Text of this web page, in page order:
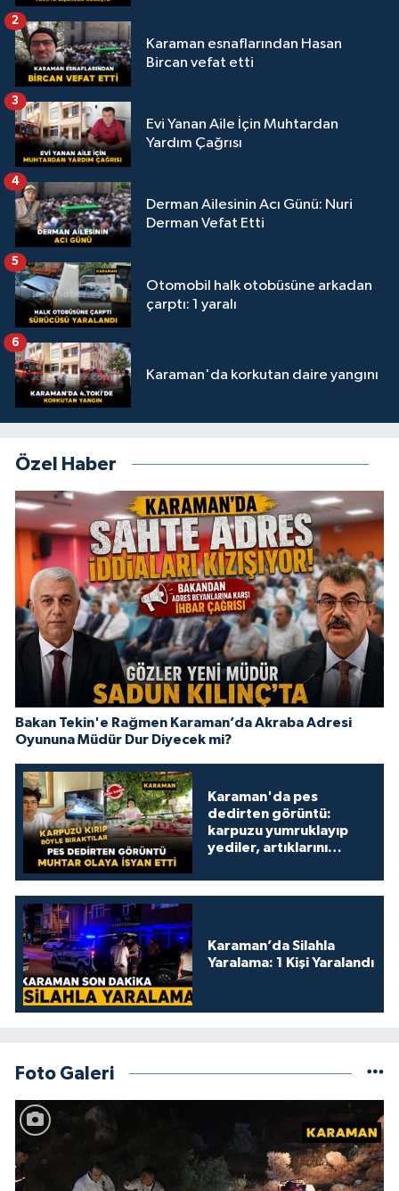
Karaman esnaflarından Hasan
Bircan vefat etti
2
Evi Yanan Aile İçin Muhtardan
Yardım Çağrısı
3
Derman Ailesinin Acı Günü: Nuri
Derman Vefat Etti
4
Otomobil halk otobüsüne arkadan
çarptı: 1 yaralı
5
Karaman'da korkutan daire yangını
6
Özel Haber
Bakan Tekin'e Rağmen Karaman’da Akraba Adresi
Oyununa Müdür Dur Diyecek mi?
Karaman'da pes
dedirten görüntü:
karpuzu yumruklayıp
yediler, artıklarını
Karaman’da Silahla
Yaralama: 1 Kişi Yaralandı
Foto Galeri